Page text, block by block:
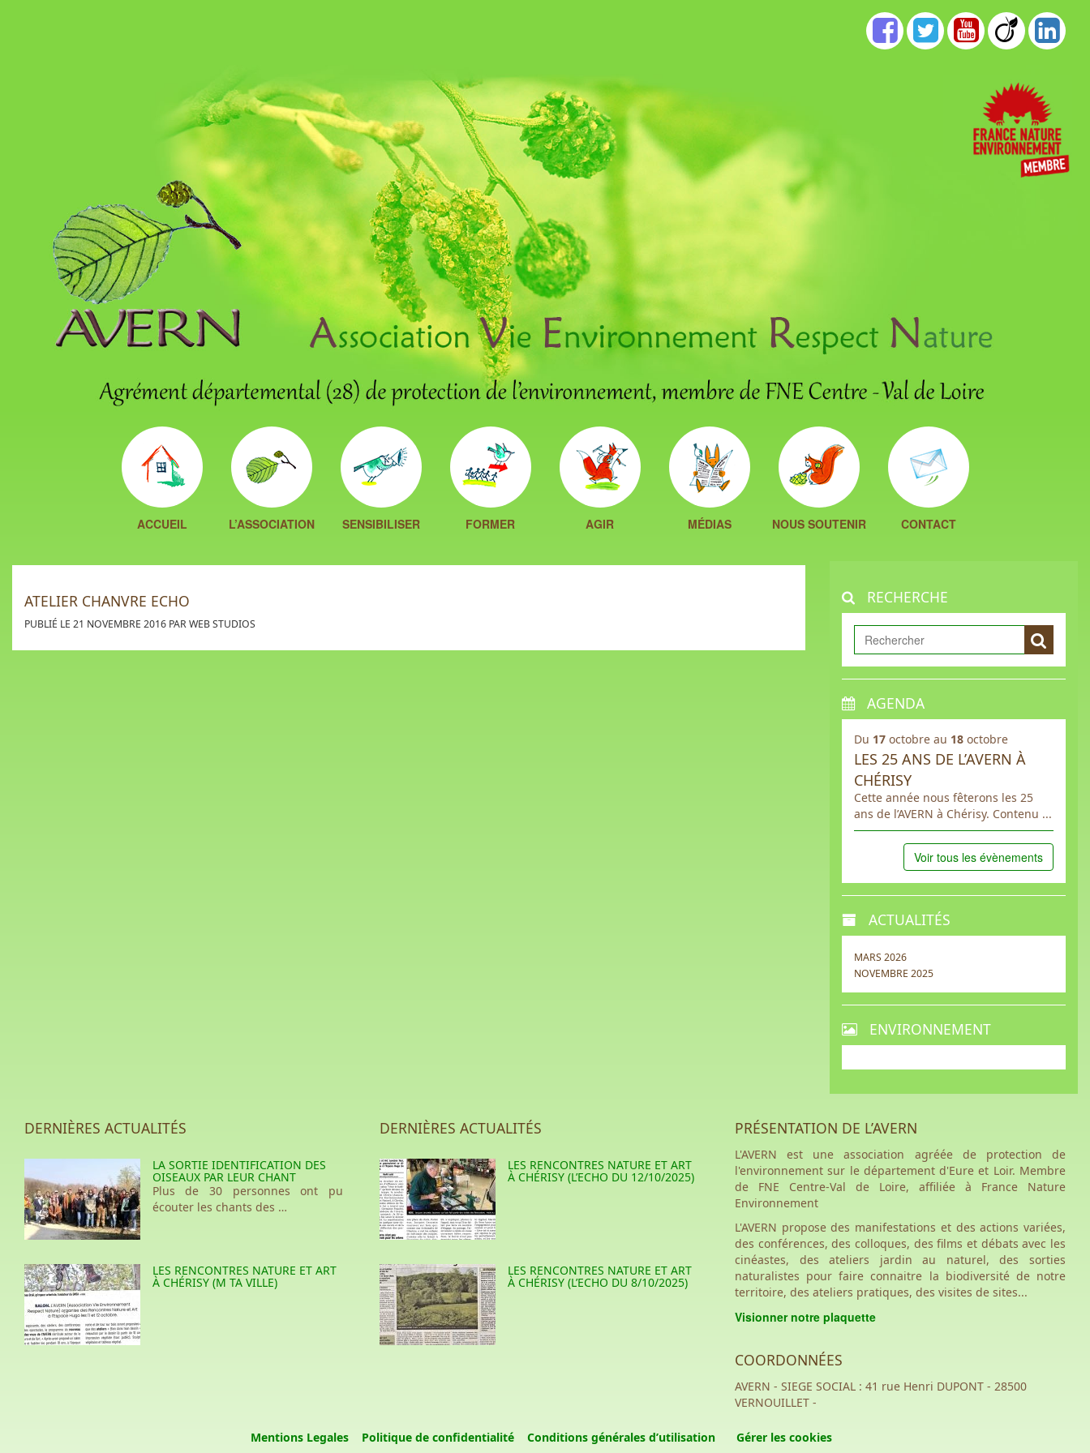
ACCUEIL L’ASSOCIATION SENSIBILISER FORMER AGIR MÉDIAS NOUS SOUTENIR CONTACT
ATELIER CHANVRE ECHO
PUBLIÉ LE 21 NOVEMBRE 2016 PAR WEB STUDIOS
RECHERCHE
AGENDA
Du 17 octobre au 18 octobre
LES 25 ANS DE L’AVERN À
CHÉRISY
Cette année nous fêterons les 25
ans de l’AVERN à Chérisy. Contenu ...
Voir tous les évènements
ACTUALITÉS
MARS 2026
NOVEMBRE 2025
ENVIRONNEMENT
DERNIÈRES ACTUALITÉS
LA SORTIE IDENTIFICATION DES
OISEAUX PAR LEUR CHANT
Plus de 30 personnes ont pu
écouter les chants des …
LES RENCONTRES NATURE ET ART
À CHÉRISY (M TA VILLE)
DERNIÈRES ACTUALITÉS
LES RENCONTRES NATURE ET ART
À CHÉRISY (L’ECHO DU 12/10/2025)
LES RENCONTRES NATURE ET ART
À CHÉRISY (L’ECHO DU 8/10/2025)
PRÉSENTATION DE L’AVERN
L'AVERN est une association agréée de protection de
l'environnement sur le département d'Eure et Loir. Membre
de FNE Centre-Val de Loire, affiliée à France Nature
Environnement
L'AVERN propose des manifestations et des actions variées,
des conférences, des colloques, des films et débats avec les
cinéastes, des ateliers jardin au naturel, des sorties
naturalistes pour faire connaitre la biodiversité de notre
territoire, des ateliers pratiques, des visites de sites...
Visionner notre plaquette
COORDONNÉES
AVERN - SIEGE SOCIAL : 41 rue Henri DUPONT - 28500
VERNOUILLET -
Mentions Legales Politique de confidentialité Conditions générales d’utilisation Gérer les cookies